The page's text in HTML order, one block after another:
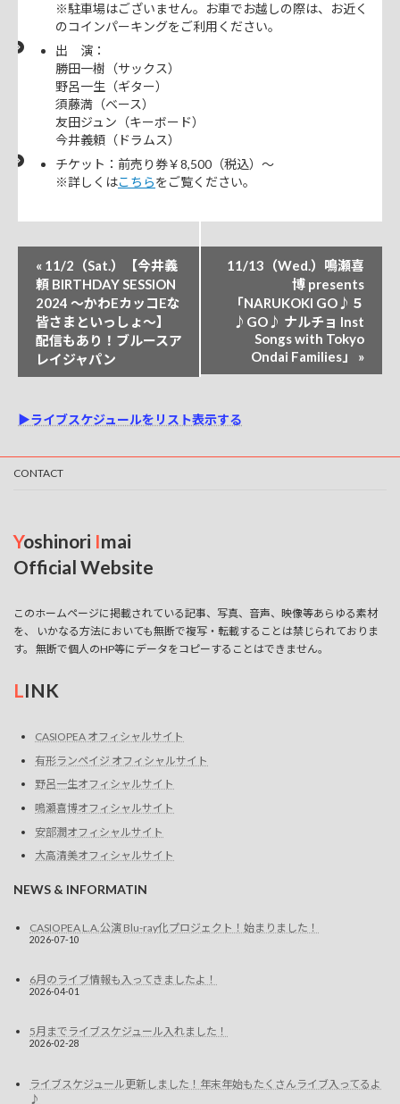
※駐車場はございません。お車でお越しの際は、お近く
のコインパーキングをご利用ください。
出 演：
勝田一樹（サックス）
野呂一生（ギター）
須藤満（ベース）
友田ジュン（キーボード）
今井義頼（ドラムス）
チケット：前売り券￥8,500（税込）～
※詳しくはこちらをご覧ください。
ゲ
シ
« 11/2（Sat.）【今井義
頼 BIRTHDAY SESSION
2024 〜かわEカッコEな
皆さまといっしょ〜】
配信もあり！ブルースア
レイジャパン
11/13（Wed.）鳴瀬喜
博 presents
「NARUKOKI GO♪５
♪GO♪ ナルチョ Inst
Songs with Tokyo
Ondai Families」 »
▶ライブスケジュールをリスト表示する
CONTACT
Yoshinori Imai
Official Website
このホームページに掲載されている記事、写真、音声、映像等あらゆる素材
を、 いかなる方法においても無断で複写・転載することは禁じられておりま
す。 無断で個人のHP等にデータをコピーすることはできません。
LINK
CASIOPEA オフィシャルサイト
有形ランペイジ オフィシャルサイト
野呂一生オフィシャルサイト
鳴瀬喜博オフィシャルサイト
安部潤オフィシャルサイト
大高清美オフィシャルサイト
NEWS & INFORMATIN
CASIOPEA L.A.公演 Blu-ray化プロジェクト！始まりました！
2026-07-10
6月のライブ情報も入ってきましたよ！
2026-04-01
5月までライブスケジュール入れました！
2026-02-28
ライブスケジュール更新しました！年末年始もたくさんライブ入ってるよ
♪